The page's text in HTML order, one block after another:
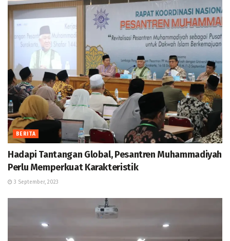
BERITA
Hadapi Tantangan Global, Pesantren Muhammadiyah
Perlu Memperkuat Karakteristik
3 September, 2023